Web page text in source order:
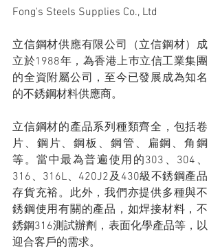
Fong's Steels Supplies Co., Ltd
立信鋼材供應有限公司（立信鋼材）成
立於1988年，為香港上巿立信工業集團
的全資附屬公司，至今已發展成為知名
的不銹鋼材料供應商。
立信鋼材的產品系列種類齊全，包括卷
片、鋼片、鋼板、鋼管、扁鋼、角鋼
等。當中最為普遍使用的303、304、
316、316L、420J2及430級不銹鋼產品
存貨充裕。此外，我們亦提供多種與不
銹鋼使用有關的產品，如焊接材料，不
銹鋼316測試辦劑，表面化學產品等，以
迎合客戶的需求。